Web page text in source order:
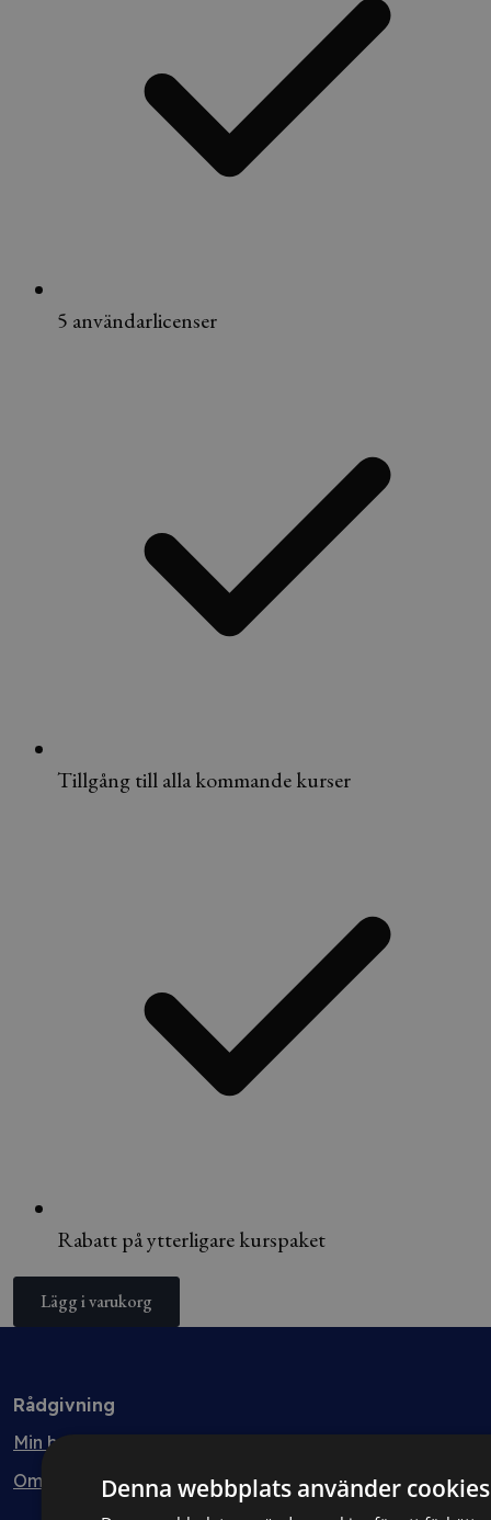
5 användarlicenser
Tillgång till alla kommande kurser
Rabatt på ytterligare kurspaket
Lägg i varukorg
Rådgivning
Min bolagsjurist
Ombud
Denna webbplats använder cookies